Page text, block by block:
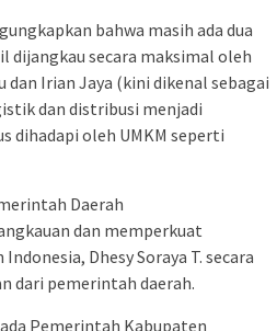
bahwa masih ada dua
dijangkau secara maksimal oleh
dan Irian Jaya (kini dikenal sebagai
dan distribusi menjadi
dihadapi oleh UMKM seperti
Daerah
dan memperkuat
Dhesy Soraya T. secara
dari pemerintah daerah.
Pemerintah Kabupaten